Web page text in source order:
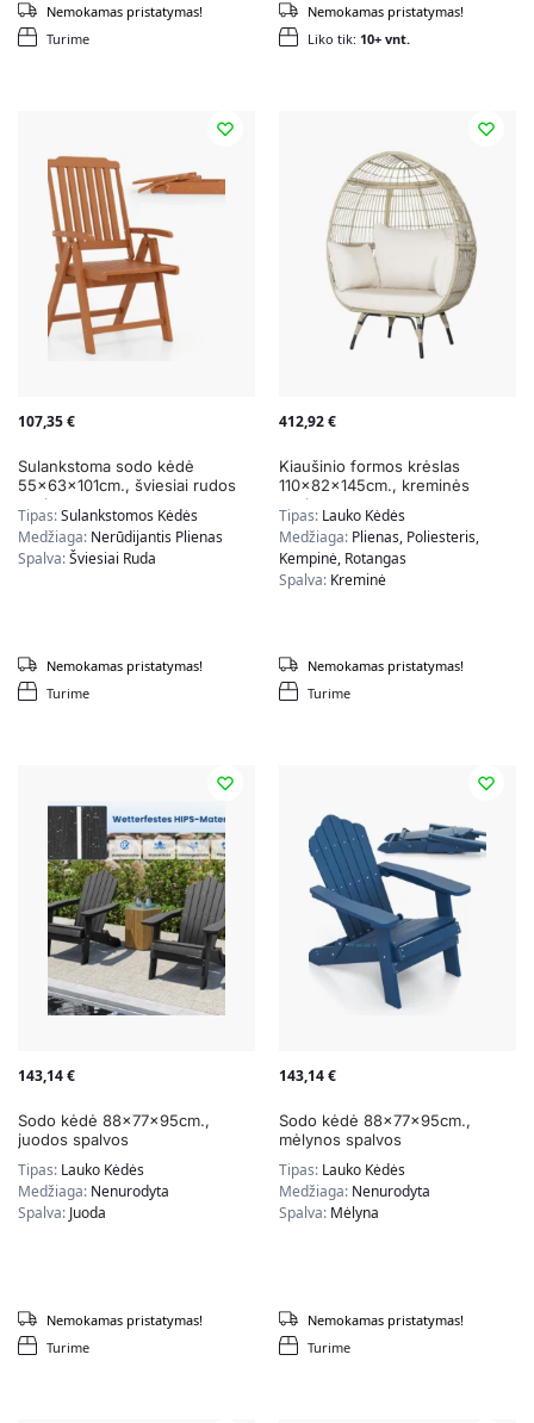
Turime
Nemokamas pristatymas!
Liko tik: 10+ vnt.
Nemokamas pristatymas!
107,35€
Sulankstoma sodo kėdė
55x63x101cm., šviesiai rudos
spalvos
Tipas:Sulankstomos Kėdės
Medžiaga: Nerūdijantis Plienas
Spalva:Šviesiai Ruda
Turime
Nemokamas pristatymas!
412,92€
Kiaušinio formos krėslas
110x82x145cm., kreminės
spalvos
Tipas: Lauko Kėdės
Medžiaga: Plienas, Poliesteris,
Kempinė, Rotangas
Spalva: Kreminė
Turime
Nemokamas pristatymas!
143,14€
Sodo kėdė 88x77x95cm.,
juodos spalvos
Tipas: Lauko Kėdės
Medžiaga: Nenurodyta
Spalva: Juoda
Turime
Nemokamas pristatymas!
143,14€
Sodo kėdė 88x77x95cm.,
mėlynos spalvos
Tipas: Lauko Kėdės
Medžiaga: Nenurodyta
Spalva: Mėlyna
Turime
Nemokamas pristatymas!